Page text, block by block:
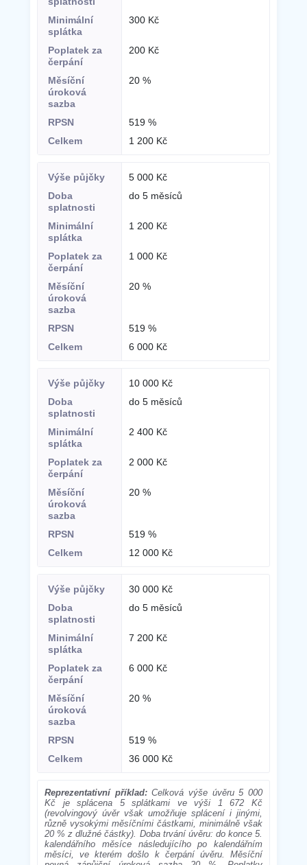
300 Kč
200 Kč
20 %
519 %
1 200 Kč
5 000 Kč
do 5 měsíců
1 200 Kč
1 000 Kč
20 %
519 %
6 000 Kč
10 000 Kč
do 5 měsíců
2 400 Kč
2 000 Kč
20 %
519 %
12 000 Kč
30 000 Kč
do 5 měsíců
7 200 Kč
6 000 Kč
20 %
519 %
36 000 Kč
Reprezentativní příklad:Celková výše úvěru 5 000
Kč je splácena 5 splátkami ve výši 1 672 Kč
(revolvingový úvěr však umožňuje splácení i jinými,
různě vysokými měsíčními částkami, minimálně však
20 % z dlužné částky). Doba trvání úvěru: do konce 5.
kalendářního měsíce následujícího po kalendářním
měsíci, ve kterém došlo k čerpání úvěru. Měsíční